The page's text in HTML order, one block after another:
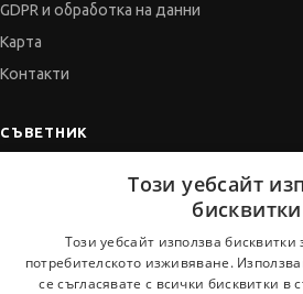
GDPR и обработка на данни
Карта
Контакти
СЪВЕТНИК
Когато получим оферта
Този уебсайт
бисквитки
Този уебсайт използва
потребителското изживяване.
се съгласявате с всички бисквитки в